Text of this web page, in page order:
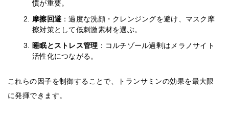
慣が重要。
摩擦回避 ：過度な洗顔・クレンジングを避け、マスク摩
擦対策として低刺激素材を選ぶ。
睡眠とストレス管理 ：コルチゾール過剰はメラノサイト
活性化につながる。
これらの因子を制御することで、トランサミンの効果を最大限
に発揮できます。